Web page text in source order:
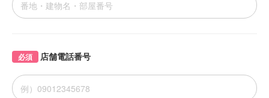
店舗電話番号
必須